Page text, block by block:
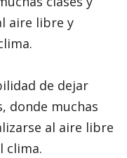
aire libre y
de dejar
donde muchas
al aire libre
clima.